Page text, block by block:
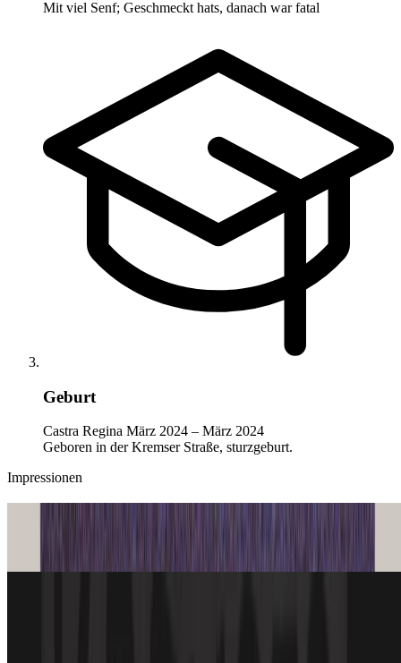
Mit viel Senf; Geschmeckt hats, danach war fatal
Geburt
Castra Regina März 2024 – März 2024
Geboren in der Kremser Straße, sturzgeburt.
Impressionen